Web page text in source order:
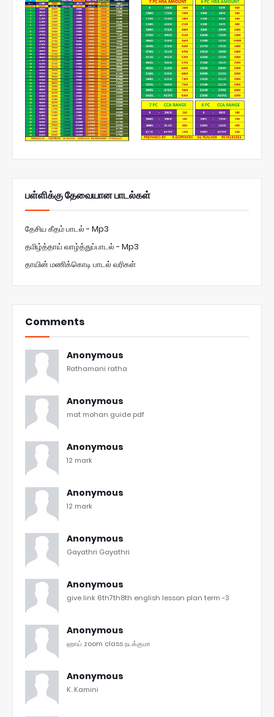
பள்ளிக்கு தேவையான பாடல்கள்
தேசிய கீதம் பாடல் - Mp3
தமிழ்த்தாய் வாழ்த்துப்பாடல் - Mp3
தாயின் மணிக்கொடி பாடல் வரிகள்
Comments
Anonymous
Rathamani ratha
Anonymous
mat mohan guide pdf
Anonymous
12 mark
Anonymous
12 mark
Anonymous
Gayathri Gayathri
Anonymous
give link 6th7th8th english lesson plan term -3
Anonymous
ஹாய் zoom class நடக்குமா
Anonymous
K. Kamini